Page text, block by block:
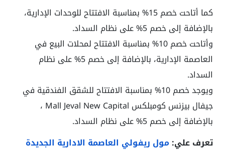
كما أتاحت خصم 15% بمناسبة الافتتاح للوحدات الإدارية،
بالإضافة إلى خصم 5% على نظام السداد.
وأتاحت خصم 10% بمناسبة الافتتاح لمحلات البيع في
العاصمة الإدارية، بالإضافة إلى خصم 5% على نظام
السداد.
ويوجد خصم 10% بمناسبة الافتتاح للشقق الفندقية في
جيفال بيزنس كومبلكس Mall Jeval New Capital ،
بالإضافة إلى خصم 5% على نظام السداد.
تعرف علي:مول ريفولي العاصمة الادارية الجديدة